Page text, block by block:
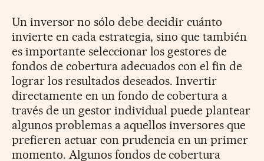
Un inversor no sólo debe decidir cuánto
invierte en cada estrategia, sino que también
es importante seleccionar los gestores de
fondos de cobertura adecuados con el fin de
lograr los resultados deseados. Invertir
directamente en un fondo de cobertura a
través de un gestor individual puede plantear
algunos problemas a aquellos inversores que
prefieren actuar con prudencia en un primer
momento. Algunos fondos de cobertura